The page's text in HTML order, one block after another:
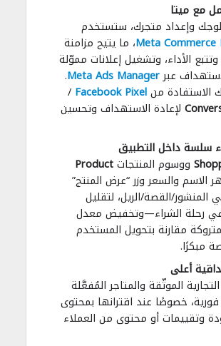
مع ميتا
وإعداد متجرك، ستستخدم
Meta Commerce، ما يتيح مزامنة
وتتبع الأداء، وتشغيل إعلانات مموّلة
عبرMeta Ads Manager
.
الاستفادة منFacebook Pixel
/
لإعادة الاستهداف وتحسين
سلسة داخل التطبيق
ووسوم المنتجاتProduct
الاسم والسعر وزر “عرض المنتج”
المنشور/القصة/الريل، لتقليل
رحلة الشراء—وتخفيض معدل
مقارنة بتحويل المستخدم
مبكرًا.
أعلى
الموثّقة والمتاجر المُفعَّلة
خصوصًا عند اقترانها بمحتوى
وتقييمات أو محتوى من العملاء